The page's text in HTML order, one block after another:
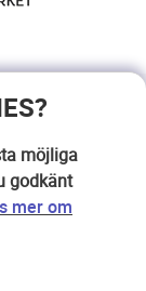
möjliga
godkänt
mer om